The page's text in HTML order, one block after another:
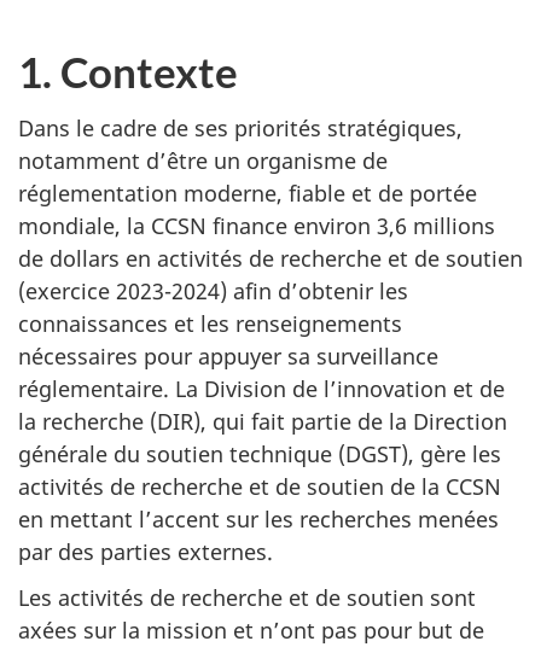
1. Contexte
Dans le cadre de ses priorités stratégiques,
notamment d’être un organisme de
réglementation moderne, fiable et de portée
mondiale, la CCSN finance environ 3,6 millions
de dollars en activités de recherche et de soutien
(exercice 2023-2024) afin d’obtenir les
connaissances et les renseignements
nécessaires pour appuyer sa surveillance
réglementaire. La Division de l’innovation et de
la recherche (DIR), qui fait partie de la Direction
générale du soutien technique (DGST), gère les
activités de recherche et de soutien de la CCSN
en mettant l’accent sur les recherches menées
par des parties externes.
Les activités de recherche et de soutien sont
axées sur la mission et n’ont pas pour but de